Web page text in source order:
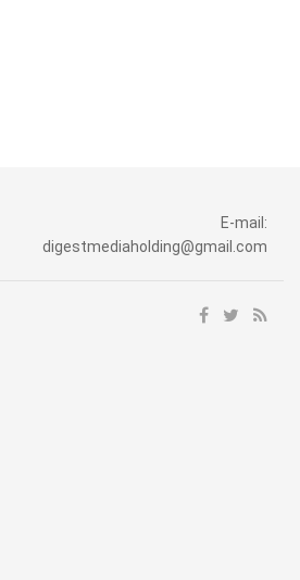
E-mail:
digestmediaholding@gmail.com